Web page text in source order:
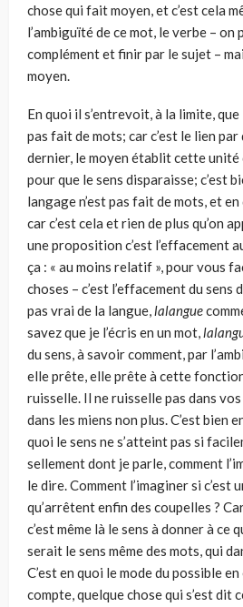
chose qui fait moyen, et c’est cela
l’ambiguïté de ce mot, le verbe – on
complé­ment et finir par le sujet –
moyen.
En quoi il s’entrevoit, à la limite, que
pas fait de mots; car c’est le lien
dernier, le moyen établit cette unité
pour que le sens disparaisse; c’est
langage n’est pas fait de mots, et en
car c’est cela et rien de plus qu’on
une proposition c’est l’effacement
ça : « au moins relatif », pour vous
choses – c’est l’effacement du sens
pas vrai de la langue,lalangue
savez que je l’écris en un mot,
du sens, à savoir comment, par
elle prête, elle prête à cette
ruisselle. Il ne ruisselle pas dans
dans les miens non plus. C’est bien
quoi le sens ne s’atteint pas si
sellement dont je parle, comment
le dire. Comment l’imaginer si c’est
qu’arrêtent enfin des cou­pelles ?
c’est même là le sens à donner à ce
serait le sens même des mots, qui
C’est en quoi le mode du possible
comp­te, quelque chose qui s’est dit